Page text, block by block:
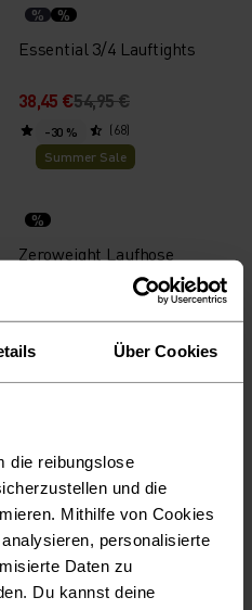
Über Cookies
die reibungslose
und die
Mithilfe von Cookies
personalisierte
Daten zu
Du kannst deine
% %
Essential 3/4 Lauftights
38,45 €54,95 €
(68)
-30 %
Summer Sale
%
Zeroweight Laufhose
Summer Sale
Essential 7/8 Lauftights
41,95 €59,95 €
(5)
-30 %
Summer Sale